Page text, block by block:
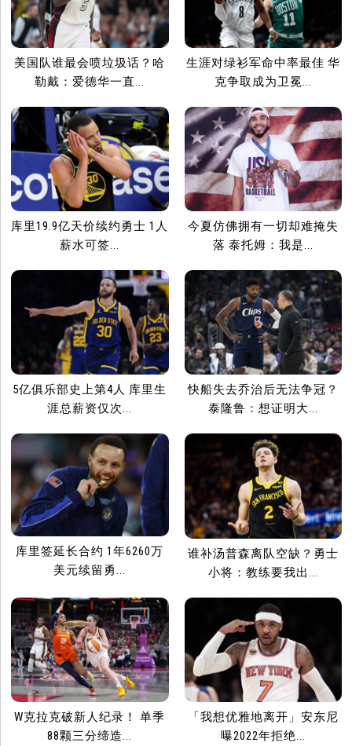
美国队谁最会喷垃圾话？哈
勒戴：爱德华一直...
生涯对绿衫军命中率最佳 华
克争取成为卫冕...
库里19.9亿天价续约勇士 1人
薪水可签...
今夏仿佛拥有一切却难掩失
落 泰托姆：我是...
5亿俱乐部史上第4人 库里生
涯总薪资仅次...
快船失去乔治后无法争冠？
泰隆鲁：想证明大...
库里签延长合约 1年6260万
美元续留勇...
谁补汤普森离队空缺？勇士
小将：教练要我出...
W克拉克破新人纪录！ 单季
88颗三分缔造...
「我想优雅地离开」安东尼
曝2022年拒绝...